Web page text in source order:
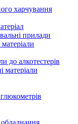
харчування
прилади
до алкотестерів
матеріали